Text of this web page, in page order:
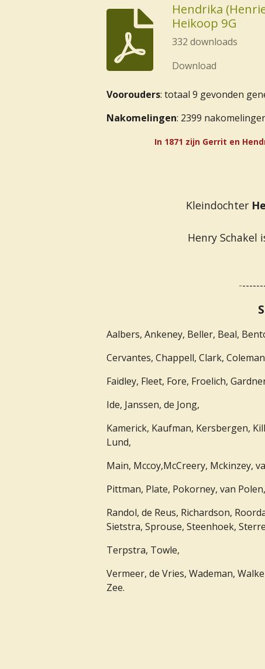
Hendrika
Heikoop 9G
332 downloads
Download
Voorouders: totaal 9 gevonden
Nakomelingen: 2399
In 1871 zijn Gerrit en
Kleindochter
Henry Schakel
-
Aalbers, Ankeney, Beller, Beal,
Cervantes, Chappell, Clark,
Faidley, Fleet, Fore, Froelich,
Ide, Janssen, de Jong,
Kamerick, Kaufman, Kersbergen,
Lund,
Main, Mccoy,McCreery, Mckinzey,
Pittman, Plate, Pokorney, van
Randol, de Reus, Richardson,
Sietstra, Sprouse, Steenhoek,
Terpstra, Towle,
Vermeer, de Vries, Wademan,
Zee.